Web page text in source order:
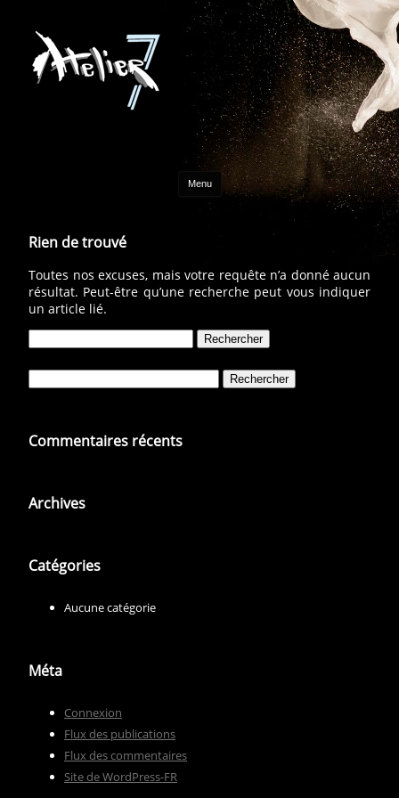
Menu Aller au contenu
Rien de trouvé
Toutes nos excuses, mais votre requête n’a donné aucun
résultat. Peut-être qu’une recherche peut vous indiquer
un article lié.
Commentaires récents
Archives
Catégories
Aucune catégorie
Méta
Connexion
Flux des publications
Flux des commentaires
Site de WordPress-FR